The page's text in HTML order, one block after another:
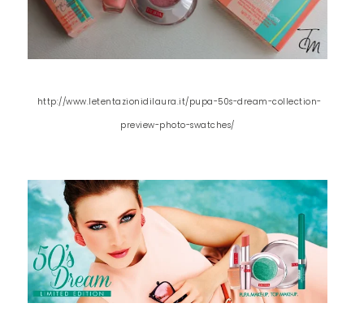
http://www.letentazionidilaura.it/pupa-50s-dream-collection-
preview-photo-swatches/